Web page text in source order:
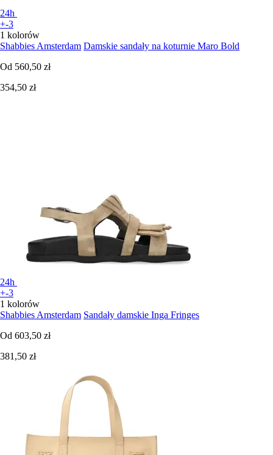
24h
+-3
1 kolorów
Shabbies Amsterdam Damskie sandały na koturnie Maro Bold
Od 560,50 zł
354,50 zł
24h
+-3
1 kolorów
Shabbies Amsterdam Sandały damskie Inga Fringes
Od 603,50 zł
381,50 zł